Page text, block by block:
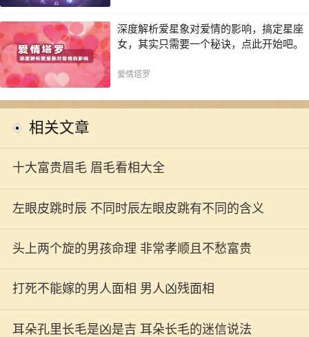
深度解析爱星象对爱情的影响，搞定星座
女，其实只需要一个秘诀，点此开始吧。
爱情塔罗
相关文章
十大富贵眉毛 眉毛看相大全
左眼皮跳时辰 不同时辰左眼皮跳有不同的含义
头上两个旋的男孩命理 非常孝顺且不愁富贵
打死不能嫁的男人面相 男人凶残面相
耳朵孔里长毛是凶是吉 耳朵长毛的迷信说法